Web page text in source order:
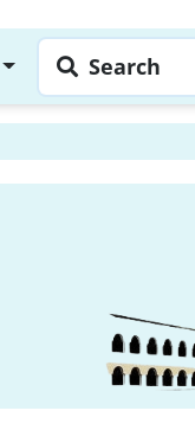
Search